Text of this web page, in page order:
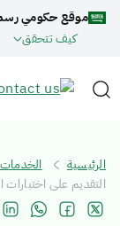
موقع حكومي
كيف تتحقق
الرئيسية
التقديم على